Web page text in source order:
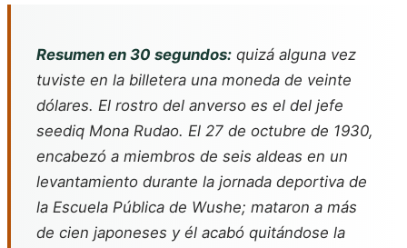
Resumen en 30 segundos: quizá alguna vez
tuviste en la billetera una moneda de veinte
dólares. El rostro del anverso es el del jefe
seediq Mona Rudao. El 27 de octubre de 1930,
encabezó a miembros de seis aldeas en un
levantamiento durante la jornada deportiva de
la Escuela Pública de Wushe; mataron a más
de cien japoneses y él acabó quitándose la